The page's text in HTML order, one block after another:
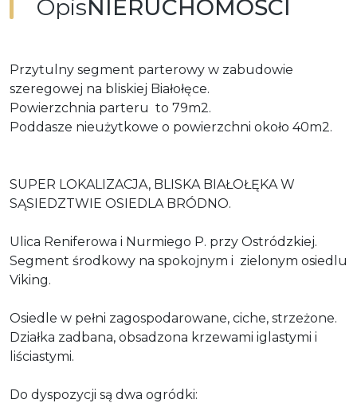
OpisNIERUCHOMOŚCI
Przytulny segment parterowy w zabudowie
szeregowej na bliskiej Białołęce.
Powierzchnia parteru to 79m2.
Poddasze nieużytkowe o powierzchni około 40m2.
SUPER LOKALIZACJA, BLISKA BIAŁOŁĘKA W
SĄSIEDZTWIE OSIEDLA BRÓDNO.
Ulica Reniferowa i Nurmiego P. przy Ostródzkiej.
Segment środkowy na spokojnym i zielonym osiedlu
Viking.
Osiedle w pełni zagospodarowane, ciche, strzeżone.
Działka zadbana, obsadzona krzewami iglastymi i
liściastymi.
Do dyspozycji są dwa ogródki: